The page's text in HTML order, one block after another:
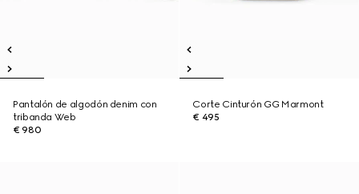
Pantalón de algodón denim con
tribanda Web
€ 980
Corte Cinturón GG Marmont
€ 495